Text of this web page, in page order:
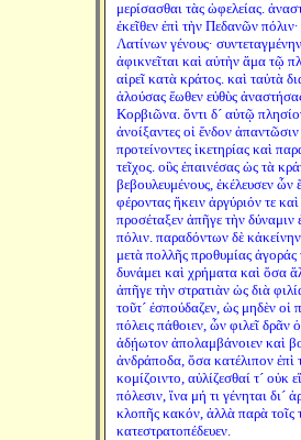
μερίσασθαι τὰς ὠφελείας.
ἐκεῖθεν ἐπὶ τὴν Πεδανῶν
Λατίνων γένους·
ἀφικνεῖται καὶ αὐτὴν ἅμα τῷ
αἱρεῖ κατὰ κράτος. καὶ ταὐτὰ
ἁλούσας ἕωθεν εὐθὺς
Κορβιῶνα. ὄντι δ´ αὐτῷ
ἀνοίξαντες οἱ ἔνδον
προτείνοντες ἱκετηρίας καὶ
τεῖχος. οὓς ἐπαινέσας ὡς τὰ
βεβουλευμένους, ἐκέλευσεν ὧν
φέροντας ἥκειν ἀργύριόν τε
προσέταξεν ἀπῆγε τὴν
πόλιν. παραδόντων δὲ
μετὰ πολλῆς προθυμίας
δυνάμει καὶ χρήματα καὶ ὅσα
ἀπῆγε τὴν στρατιὰν ὡς διὰ
τοῦτ´ ἐσπούδαζεν, ὡς μηδὲν οἱ
πόλεις πάθοιεν, ὧν φιλεῖ δρᾶν
ἀδῄωτον ἀπολαμβάνοιεν καὶ
ἀνδράποδα, ὅσα κατέλιπον
κομίζοιντο, αὐλίζεσθαί τ´ οὐκ
πόλεσιν, ἵνα μή τι γένηται δι´
κλοπῆς κακόν, ἀλλὰ παρὰ τοῖς
κατεστρατοπέδευεν.